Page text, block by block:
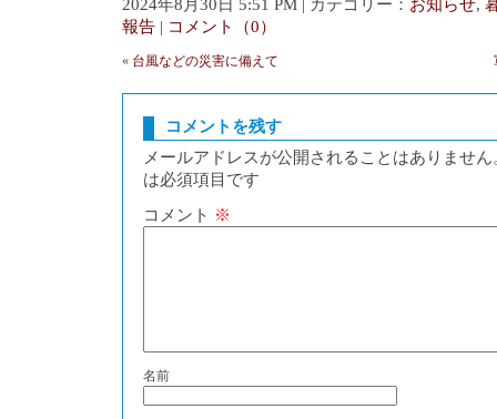
2024年8月30日 5:51 PM | カテゴリー： お知らせ,
報告 | コメント（0）
« 台風などの災害に備えて
コメントを残す
メールアドレスが公開されることはありません
は必須項目です
コメント ※
名前